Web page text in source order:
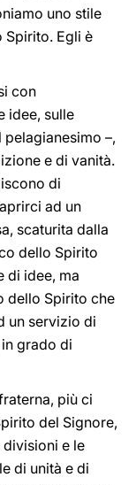
uno stile
Egli è
con
idee, sulle
–,
e di vanità.
di
ad un
scaturita dalla
dello Spirito
di idee, ma
dello Spirito che
un servizio di
grado di
più ci
del Signore,
e le
di unità e di